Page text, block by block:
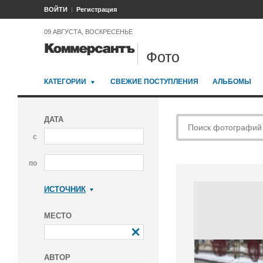
ВОЙТИ Регистрация
09 АВГУСТА, ВОСКРЕСЕНЬЕ
Фото
КАТЕГОРИИ СВЕЖИЕ ПОСТУПЛЕНИЯ АЛЬБОМЫ
ДАТА
с
по
ИСТОЧНИК
МЕСТО
АВТОР